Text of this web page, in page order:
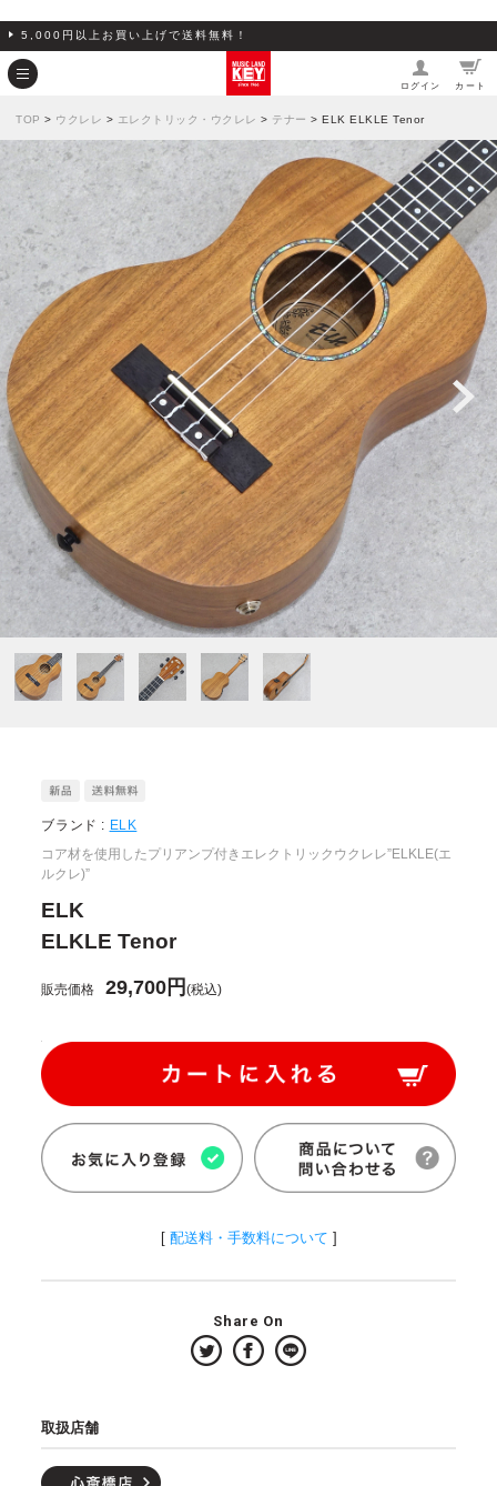
5,000円以上お買い上げで送料無料！
ログイン カート
TOP > ウクレレ > エレクトリック・ウクレレ > テナー > ELK ELKLE Tenor
ブランド : ELK
コア材を使用したプリアンプ付きエレクトリックウクレレ”ELKLE(エ
ルクレ)”
ELK
ELKLE Tenor
販売価格 29,700円(税込)
[ 配送料・手数料について ]
Share On
取扱店舗